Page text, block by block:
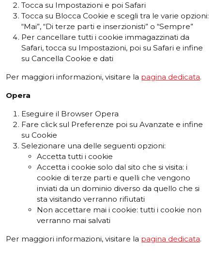
Tocca su Impostazioni e poi Safari
Tocca su Blocca Cookie e scegli tra le varie opzioni:
“Mai”, “Di terze parti e inserzionisti” o “Sempre”
Per cancellare tutti i cookie immagazzinati da
Safari, tocca su Impostazioni, poi su Safari e infine
su Cancella Cookie e dati
Per maggiori informazioni, visitare la pagina dedicata.
Opera
Eseguire il Browser Opera
Fare click sul Preferenze poi su Avanzate e infine
su Cookie
Selezionare una delle seguenti opzioni:
Accetta tutti i cookie
Accetta i cookie solo dal sito che si visita: i
cookie di terze parti e quelli che vengono
inviati da un dominio diverso da quello che si
sta visitando verranno rifiutati
Non accettare mai i cookie: tutti i cookie non
verranno mai salvati
Per maggiori informazioni, visitare la pagina dedicata.